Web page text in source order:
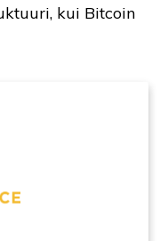
kui Bitcoin